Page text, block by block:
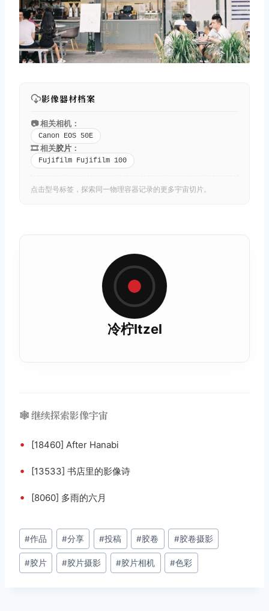
影像器材档案
📷 相关相机：
Canon EOS 50E
🎞️ 相关胶片 ：
Fujifilm Fujifilm 100
点击型号标签，探索同一物理容器记录的更多宇宙切片。
冷柠Itzel
🕸️ 继续探索影像宇宙
• [18460] After Hanabi
• [13533] 书店里的影像诗
• [8060] 多雨的六月
文
章
标
#作品 #分享 #投稿 #胶卷 #胶卷摄影
#胶片 #胶片摄影 #胶片相机 #色彩